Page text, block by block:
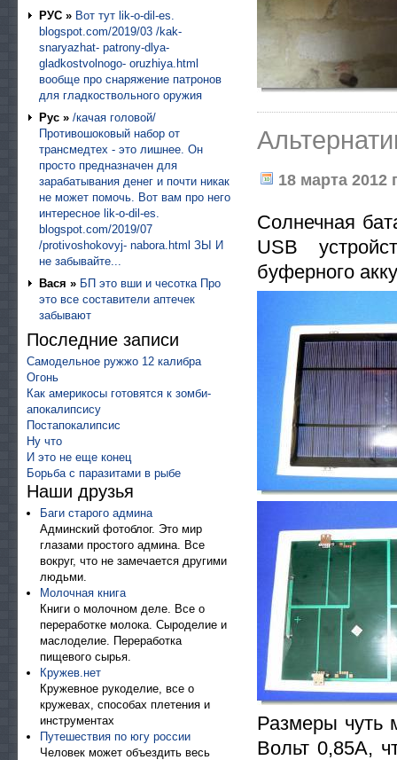
18 марта 2012
Солнечная
USB
буферного
Размеры чуть
Вольт 0,85А,
РУС » Вот тут lik-o-dil-es.
blogspot.com/2019/03 /kak-
snaryazhat- patrony-dlya-
gladkostvolnogo- oruzhiya.html
вообще про снаряжение патронов
для гладкоствольного оружия
Рус » /качая головой/
Противошоковый набор от
трансмедтех - это лишнее. Он
просто предназначен для
зарабатывания денег и почти никак
не может помочь. Вот вам про него
интересное lik-o-dil-es.
blogspot.com/2019/07
/protivoshokovyj- nabora.html ЗЫ И
не забывайте...
Вася » БП это вши и чесотка Про
это все составители аптечек
забывают
Последние записи
Самодельное ружжо 12 калибра
Огонь
Как америкосы готовятся к зомби-
апокалипсису
Постапокалипсис
Ну что
И это не еще конец
Борьба с паразитами в рыбе
Наши друзья
Баги старого админа
Админский фотоблог. Это мир
глазами простого админа. Все
вокруг, что не замечается другими
людьми.
Молочная книга
Книги о молочном деле. Все о
переработке молока. Сыроделие и
маслоделие. Переработка
пищевого сырья.
Кружев.нет
Кружевное рукоделие, все о
кружевах, способах плетения и
инструментах
Путешествия по югу россии
Человек может объездить весь